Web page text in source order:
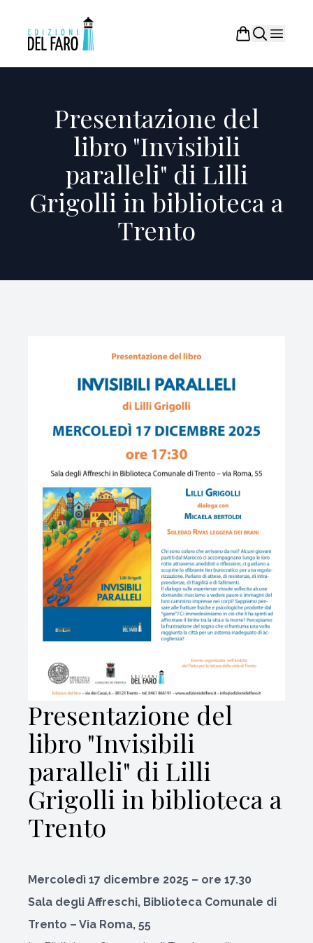
Presentazione del
libro "Invisibili
paralleli" di Lilli
Grigolli in biblioteca a
Trento
Presentazione del
libro "Invisibili
paralleli" di Lilli
Grigolli in biblioteca a
Trento
Mercoledì 17 dicembre 2025 – ore 17.30
Sala degli Affreschi, Biblioteca Comunale di
Trento – Via Roma, 55